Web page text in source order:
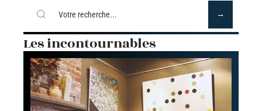
Les incontournables